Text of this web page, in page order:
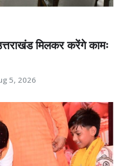
मिलकर करेंगे कामः
5, 2026